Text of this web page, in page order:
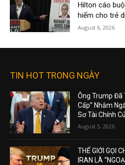
Hilton cáo
hiểm cho trẻ
August 6, 2026
TIN HOT TRONG NGÀY
Ông Trump Đã
Cấp” Nhằm
Sơ Tài Chính
August 5, 2026
THẾ GIỚI GỌI
IRAN LÀ